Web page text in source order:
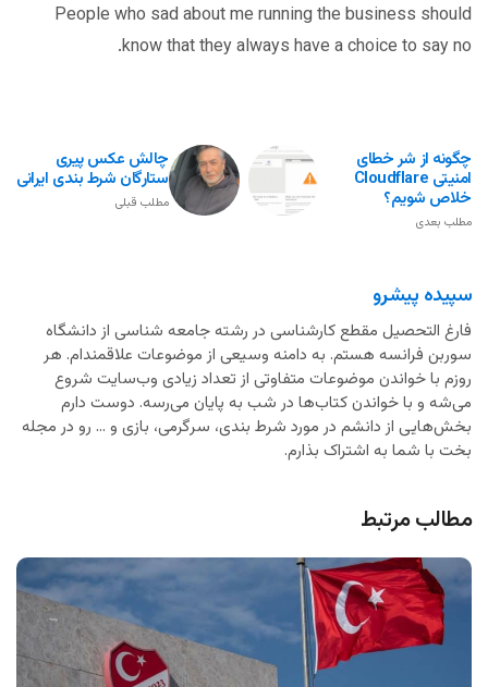
People who sad about me running the business should
know that they always have a choice to say no.
چالش عکس پیری
ستارگان شرط بندی ایرانی
مطلب قبلی
چگونه از شر خطای
امنیتی Cloudflare
خلاص شویم؟
مطلب بعدی
سپیده پیشرو
فارغ التحصیل مقطع کارشناسی در رشته جامعه شناسی از دانشگاه
سوربن فرانسه هستم. به دامنه وسیعی از موضوعات علاقمندام. هر
روزم با خواندن موضوعات متفاوتی از تعداد زیادی وب‌سایت شروع
می‌شه و با خواندن کتاب‌ها در شب به پایان می‌رسه. دوست دارم
بخش‌هایی از دانشم در مورد شرط بندی، سرگرمی، بازی و ... رو در مجله
بخت با شما به اشتراک بذارم.
مطالب مرتبط